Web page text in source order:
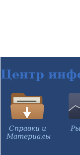
Центр
Справки и
Материалы